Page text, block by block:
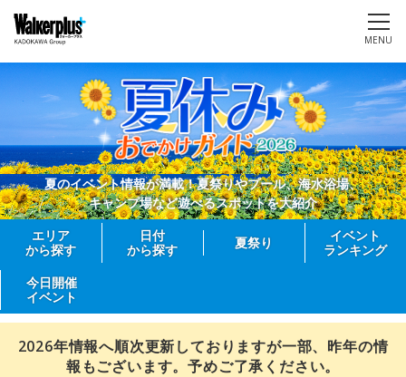
MENU
夏のイベント情報が満載！夏祭りやプール、海水浴場、
キャンプ場など遊べるスポットを大紹介
エリア
から探す
日付
から探す
夏祭り
イベント
ランキング
今日開催
イベント
2026年情報へ順次更新しておりますが一部、昨年の情
報もございます。予めご了承ください。